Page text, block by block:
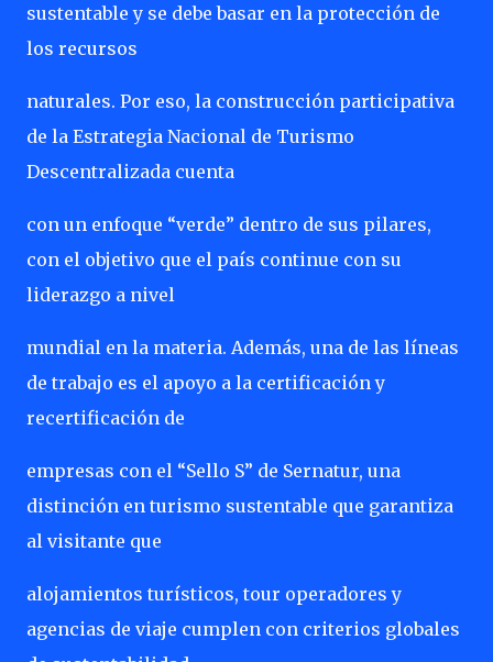
sustentable y se debe basar en la protección de
los recursos
naturales. Por eso, la construcción participativa
de la Estrategia Nacional de Turismo
Descentralizada cuenta
con un enfoque “verde” dentro de sus pilares,
con el objetivo que el país continue con su
liderazgo a nivel
mundial en la materia. Además, una de las líneas
de trabajo es el apoyo a la certificación y
recertificación de
empresas con el “Sello S” de Sernatur, una
distinción en turismo sustentable que garantiza
al visitante que
alojamientos turísticos, tour operadores y
agencias de viaje cumplen con criterios globales